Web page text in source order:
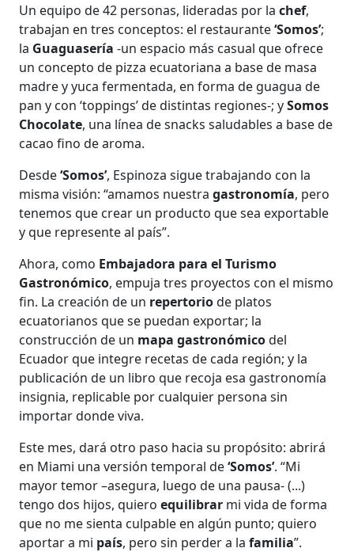
Un equipo de 42 personas, lideradas por lachef,
trabajan en tres conceptos: el restaurante‘Somos’;
la Guaguasería -un espacio más casual que ofrece
un concepto de pizza ecuatoriana a base de masa
madre y yuca fermentada, en forma de guagua de
pan y con ‘toppings’ de distintas regiones-; ySomos
Chocolate, una línea de snacks saludables a base de
cacao fino de aroma.
Desde‘Somos’, Espinoza sigue trabajando con la
misma visión: “amamos nuestragastronomía, pero
tenemos que crear un producto que sea exportable
y que represente al país”.
Ahora, como Embajadora para el Turismo
Gastronómico, empuja tres proyectos con el mismo
fin. La creación de un repertoriode platos
ecuatorianos que se puedan exportar; la
construcción de un mapa gastronómicodel
Ecuador que integre recetas de cada región; y la
publicación de un libro que recoja esa gastronomía
insignia, replicable por cualquier persona sin
importar donde viva.
Este mes, dará otro paso hacia su propósito: abrirá
en Miami una versión temporal de‘Somos’. “Mi
mayor temor –asegura, luego de una pausa- (...)
tengo dos hijos, quieroequilibrar mi vida de forma
que no me sienta culpable en algún punto; quiero
aportar a mi país, pero sin perder a lafamilia”.